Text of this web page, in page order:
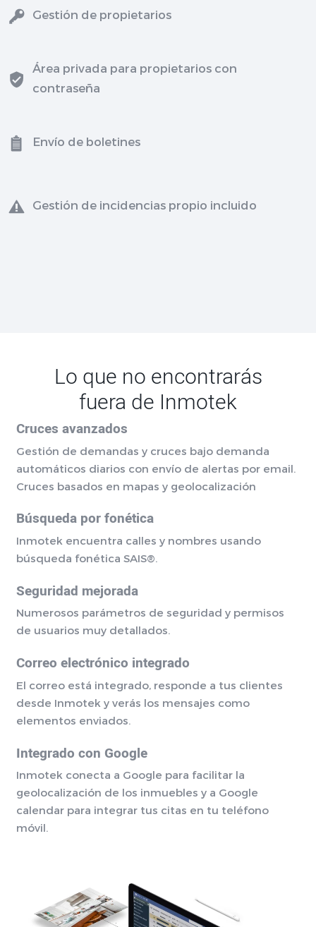
Gestión de propietarios
Área privada para propietarios con
contraseña
Envío de boletines
Gestión de incidencias propio incluido
Lo que no encontrarás
fuera de Inmotek
Cruces avanzados
Gestión de demandas y cruces bajo demanda
automáticos diarios con envío de alertas por email.
Cruces basados en mapas y geolocalización
Búsqueda por fonética
Inmotek encuentra calles y nombres usando
búsqueda fonética SAIS®.
Seguridad mejorada
Numerosos parámetros de seguridad y permisos
de usuarios muy detallados.
Correo electrónico integrado
El correo está integrado, responde a tus clientes
desde Inmotek y verás los mensajes como
elementos enviados.
Integrado con Google
Inmotek conecta a Google para facilitar la
geolocalización de los inmuebles y a Google
calendar para integrar tus citas en tu teléfono
móvil.